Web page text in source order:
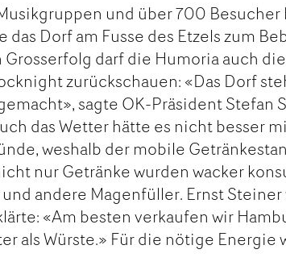
und über 700 Besucher
das Dorf am Fusse des Etzels zum
darf die Humoria auch
zurückschauen: «Das Dorf
sagte OK-Präsident Stefan
das Wetter hätte es nicht besser
weshalb der mobile
nur Getränke wurden wacker
andere Magenfüller. Ernst
«Am besten verkaufen wir
als Würste.» Für die nötige Energie